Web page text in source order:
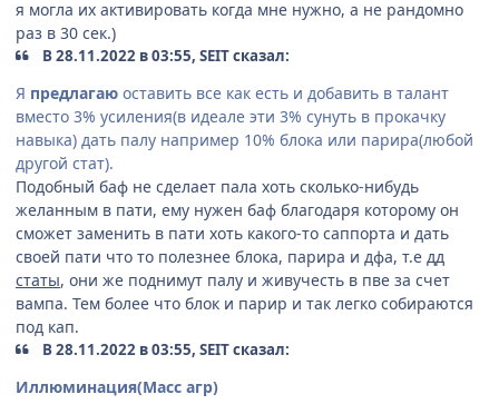
я могла их активировать когда мне нужно, а не рандомно
раз в 30 сек.)
В 28.11.2022 в 03:55, SEIT сказал:
Я предлагаю оставить все как есть и добавить в талант
вместо 3% усиления(в идеале эти 3% сунуть в прокачку
навыка) дать палу например 10% блока или парира(любой
другой стат).
Подобный баф не сделает пала хоть сколько-нибудь
желанным в пати, ему нужен баф благодаря которому он
сможет заменить в пати хоть какого-то саппорта и дать
своей пати что то полезнее блока, парира и дфа, т.е дд
статы, они же поднимут палу и живучесть в пве за счет
вампа. Тем более что блок и парир и так легко собираются
под кап.
В 28.11.2022 в 03:55, SEIT сказал:
Иллюминация(Масс агр)